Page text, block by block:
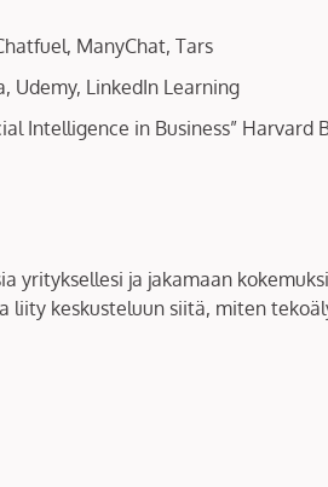
ManyChat, Tars
Udemy, LinkedIn Learning
Intelligence in Business” Harvard
yrityksellesi ja jakamaan
liity keskusteluun siitä, miten